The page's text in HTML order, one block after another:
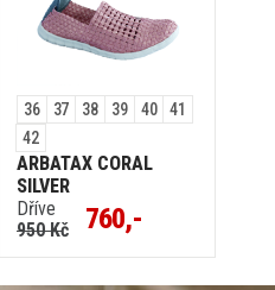
36 37 38 39 40
41
42
ARBATAX CORAL
SILVER
Dříve
950 Kč
760,-